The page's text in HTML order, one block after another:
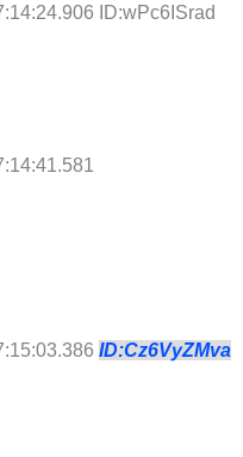
ID:wPc6ISrad
ID:Cz6VyZMva